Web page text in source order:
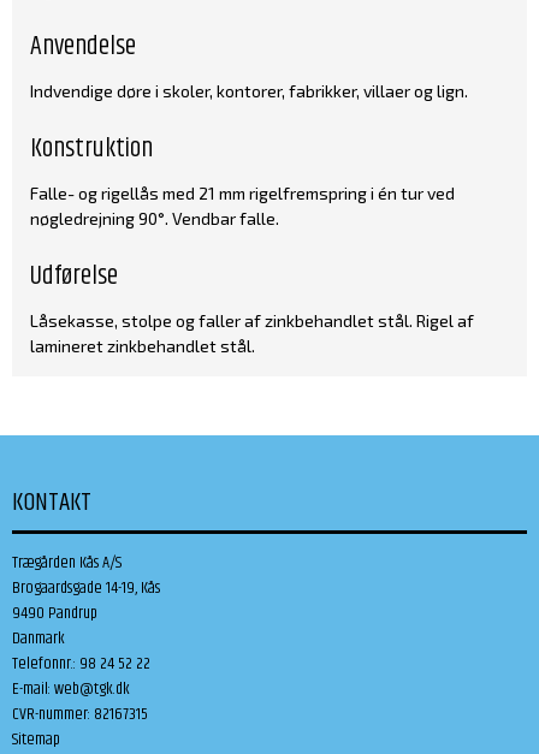
Anvendelse
Indvendige døre i skoler, kontorer, fabrikker, villaer og lign.
Konstruktion
Falle- og rigellås med 21 mm rigelfremspring i én tur ved
nøgledrejning 90°. Vendbar falle.
Udførelse
Låsekasse, stolpe og faller af zinkbehandlet stål. Rigel af
lamineret zinkbehandlet stål.
KONTAKT
Trægården Kås A/S
Brogaardsgade 14-19, Kås
9490 Pandrup
Danmark
Telefonnr.: 98 24 52 22
E-mail:web@tgk.dk
CVR-nummer: 82167315
Sitemap